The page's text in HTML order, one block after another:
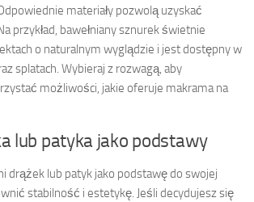
materiały pozwolą uzyskać
przykład, bawełniany sznurek świetnie
o naturalnym wyglądzie i jest dostępny w
splatach. Wybieraj z rozwagą, aby
możliwości, jakie oferuje makrama na
lub patyka jako podstawy
drążek lub patyk jako podstawę do swojej
stabilność i estetykę. Jeśli decydujesz się